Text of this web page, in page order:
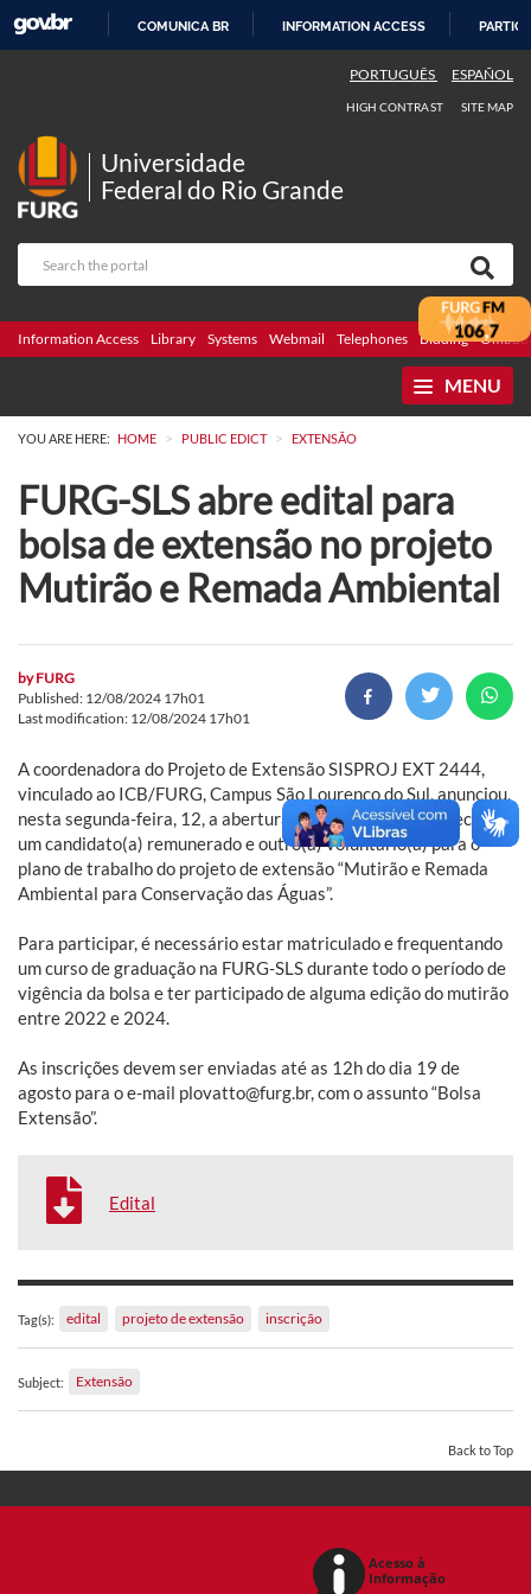
COMUNICA BR INFORMATION ACCESS
PORTUGUÊS ESPAÑOL
HIGH CONTRAST SITE MAP
Universidade
Federal do Rio Grande
Information Access Library Systems Webmail Telephones Bidding
MENU
YOU ARE HERE: HOME > PUBLIC EDICT > EXTENSÃO
FURG-SLS abre edital para
bolsa de extensão no projeto
Mutirão e Remada Ambiental
byFURG
Published: 12/08/2024 17h01
Last modification: 12/08/2024 17h01
A coordenadora do Projeto de Extensão SISPROJ EXT 2444,
vinculado ao ICB/FURG, Campus São Lourenço do Sul, anunciou,
nesta segunda-feira, 12, a abertura de um edital para selecionar
um candidato(a) remunerado e outro(a) voluntário(a) para o
plano de trabalho do projeto de extensão “Mutirão e Remada
Ambiental para Conservação das Águas”.
Para participar, é necessário estar matriculado e frequentando
um curso de graduação na FURG-SLS durante todo o período de
vigência da bolsa e ter participado de alguma edição do mutirão
entre 2022 e 2024.
As inscrições devem ser enviadas até as 12h do dia 19 de
agosto para o e-mail plovatto@furg.br, com o assunto “Bolsa
Extensão”.
Edital
Tag(s): edital projeto de extensão inscrição
Subject: Extensão
Back to Top